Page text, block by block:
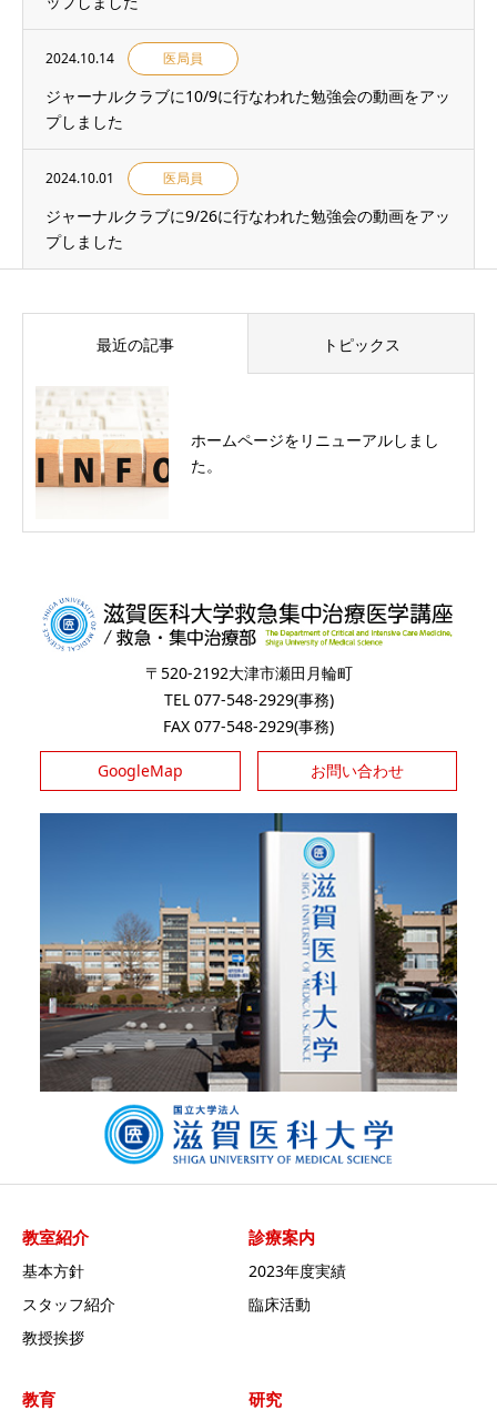
2024.10.14 医局員
ジャーナルクラブに10/9に行なわれた勉強会の動画をアッ
プしました
2024.10.01 医局員
ジャーナルクラブに9/26に行なわれた勉強会の動画をアッ
プしました
最近の記事 トピックス
ホームページをリニューアルしまし
た。
〒520-2192大津市瀬田月輪町
TEL 077-548-2929(事務)
FAX 077-548-2929(事務)
GoogleMap お問い合わせ
教室紹介
基本方針
スタッフ紹介
教授挨拶
診療案内
2023年度実績
臨床活動
教育 研究